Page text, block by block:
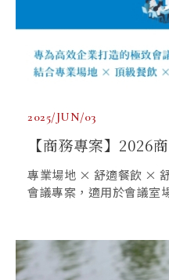
2025/JUN/03
【商務專案】2026
專業場地 × 舒適餐飲 ×
會議專案，適用於會議室